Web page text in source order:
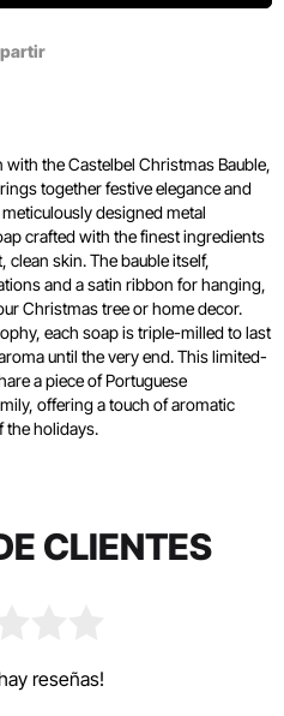
the Castelbel Christmas Bauble,
together festive elegance and
designed metal
crafted with the finest ingredients
skin. The bauble itself,
and a satin ribbon for hanging,
Christmas tree or home decor.
each soap is triple-milled to last
until the very end. This limited-
a piece of Portuguese
offering a touch of aromatic
the holidays.
CLIENTES
reseñas!